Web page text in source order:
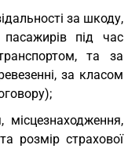
за шкоду,
під час
та за
за класом
місцезнаходження,
розмір страхової